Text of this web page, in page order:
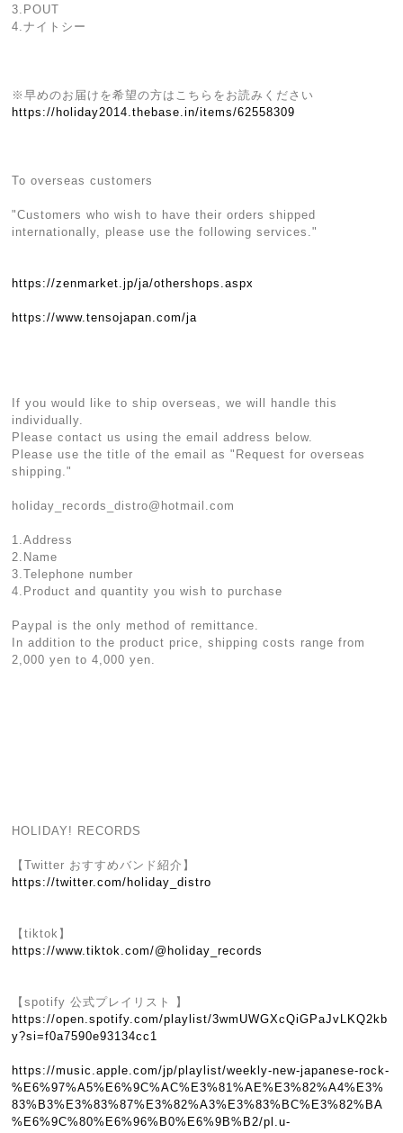
3.POUT
4.ナイトシー
※早めのお届けを希望の方はこちらをお読みください
https://holiday2014.thebase.in/items/62558309
To overseas customers
"Customers who wish to have their orders shipped
internationally, please use the following services."
https://zenmarket.jp/ja/othershops.aspx
https://www.tensojapan.com/ja
If you would like to ship overseas, we will handle this
individually.
Please contact us using the email address below.
Please use the title of the email as "Request for overseas
shipping."
holiday_records_distro@hotmail.com
1.Address
2.Name
3.Telephone number
4.Product and quantity you wish to purchase
Paypal is the only method of remittance.
In addition to the product price, shipping costs range from
2,000 yen to 4,000 yen.
HOLIDAY! RECORDS
【Twitter おすすめバンド紹介】
https://twitter.com/holiday_distro
【tiktok】
https://www.tiktok.com/@holiday_records
【spotify 公式プレイリスト 】
https://open.spotify.com/playlist/3wmUWGXcQiGPaJvLKQ2kb
y?si=f0a7590e93134cc1
https://music.apple.com/jp/playlist/weekly-new-japanese-rock-
%E6%97%A5%E6%9C%AC%E3%81%AE%E3%82%A4%E3%
83%B3%E3%83%87%E3%82%A3%E3%83%BC%E3%82%BA
%E6%9C%80%E6%96%B0%E6%9B%B2/pl.u-